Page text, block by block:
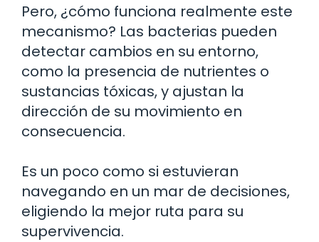
Pero, ¿cómo funciona realmente este
mecanismo? Las bacterias pueden
detectar cambios en su entorno,
como la presencia de nutrientes o
sustancias tóxicas, y ajustan la
dirección de su movimiento en
consecuencia.
Es un poco como si estuvieran
navegando en un mar de decisiones,
eligiendo la mejor ruta para su
supervivencia.